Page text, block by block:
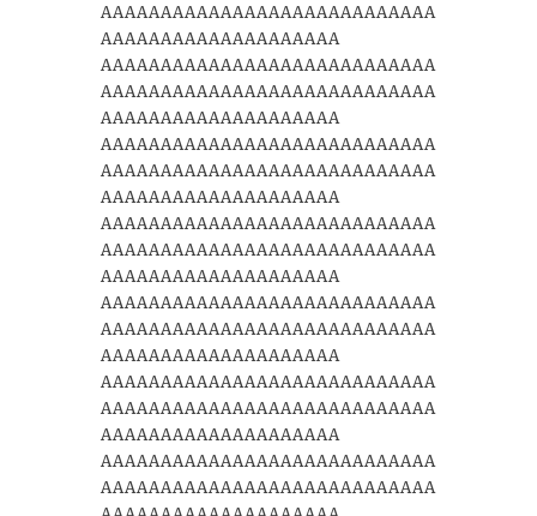
AAAAAAAAAAAAAAAAAAAAAAAAAAAA
AAAAAAAAAAAAAAAAAAAA
AAAAAAAAAAAAAAAAAAAAAAAAAAAA
AAAAAAAAAAAAAAAAAAAAAAAAAAAA
AAAAAAAAAAAAAAAAAAAA
AAAAAAAAAAAAAAAAAAAAAAAAAAAA
AAAAAAAAAAAAAAAAAAAAAAAAAAAA
AAAAAAAAAAAAAAAAAAAA
AAAAAAAAAAAAAAAAAAAAAAAAAAAA
AAAAAAAAAAAAAAAAAAAAAAAAAAAA
AAAAAAAAAAAAAAAAAAAA
AAAAAAAAAAAAAAAAAAAAAAAAAAAA
AAAAAAAAAAAAAAAAAAAAAAAAAAAA
AAAAAAAAAAAAAAAAAAAA
AAAAAAAAAAAAAAAAAAAAAAAAAAAA
AAAAAAAAAAAAAAAAAAAAAAAAAAAA
AAAAAAAAAAAAAAAAAAAA
AAAAAAAAAAAAAAAAAAAAAAAAAAAA
AAAAAAAAAAAAAAAAAAAAAAAAAAAA